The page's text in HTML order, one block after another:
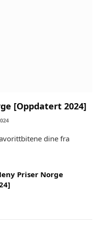
[Oppdatert 2024]
dine fra
Priser Norge